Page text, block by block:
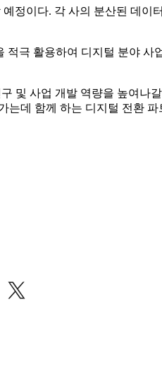
정이다. 각 사의 분산된 데이
극 활용하여 디지털 분야
및 사업 개발 역량을 높여나
데 함께 하는 디지털 전환
트
위